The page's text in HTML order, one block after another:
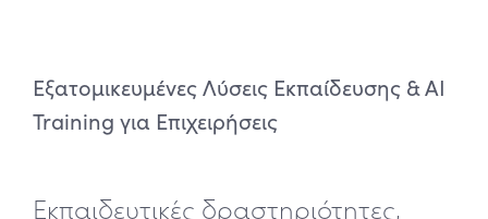
Εξατομικευμένες Λύσεις Εκπαίδευσης & AI
Training για Επιχειρήσεις
Εκπαιδευτικές δραστηριότητες,